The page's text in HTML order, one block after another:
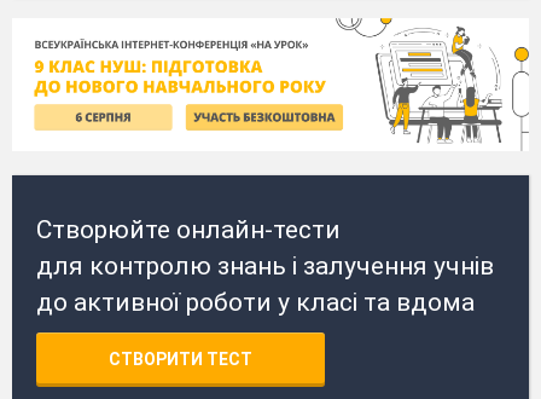
Створюйте онлайн-тести
для контролю знань і залучення учнів
до активної роботи у класі та вдома
СТВОРИТИ ТЕСТ